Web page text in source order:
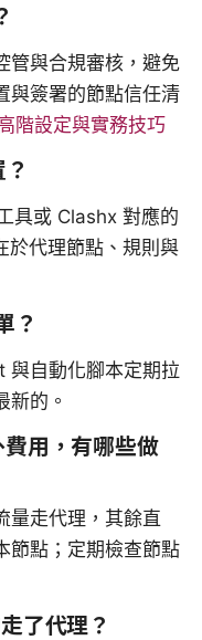
管與合規審核，避免
與簽署的節點信任清
階設定與實務技巧
具或 Clashx 對應的
於代理節點、規則與
？
與自動化腳本定期拉
新的。
用，有哪些做
量走代理，其餘直
節點；定期檢查節點
了代理？